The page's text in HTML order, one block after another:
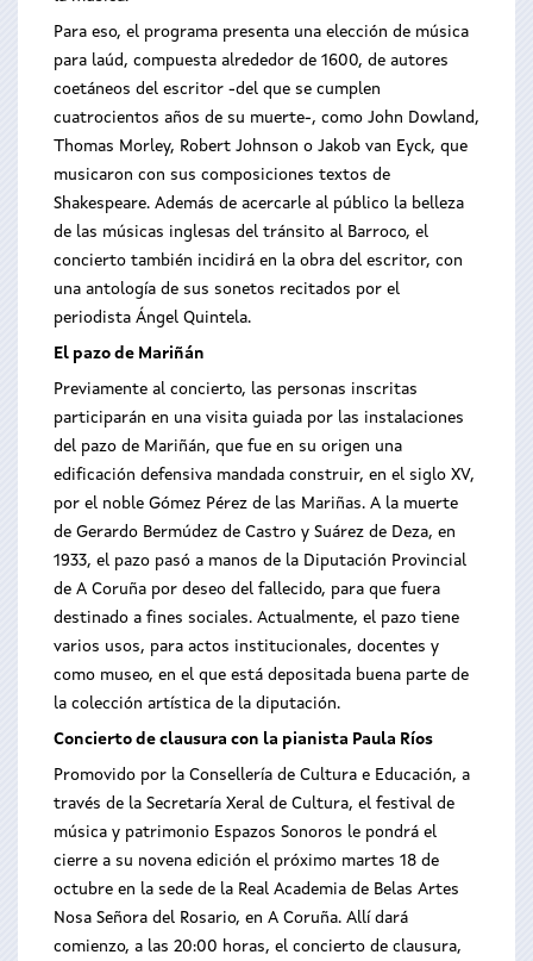
Para eso, el programa presenta una elección de música
para laúd, compuesta alrededor de 1600, de autores
coetáneos del escritor -del que se cumplen
cuatrocientos años de su muerte-, como John Dowland,
Thomas Morley, Robert Johnson o Jakob van Eyck, que
musicaron con sus composiciones textos de
Shakespeare. Además de acercarle al público la belleza
de las músicas inglesas del tránsito al Barroco, el
concierto también incidirá en la obra del escritor, con
una antología de sus sonetos recitados por el
periodista Ángel Quintela.
El pazo de Mariñán
Previamente al concierto, las personas inscritas
participarán en una visita guiada por las instalaciones
del pazo de Mariñán, que fue en su origen una
edificación defensiva mandada construir, en el siglo XV,
por el noble Gómez Pérez de las Mariñas. A la muerte
de Gerardo Bermúdez de Castro y Suárez de Deza, en
1933, el pazo pasó a manos de la Diputación Provincial
de A Coruña por deseo del fallecido, para que fuera
destinado a fines sociales. Actualmente, el pazo tiene
varios usos, para actos institucionales, docentes y
como museo, en el que está depositada buena parte de
la colección artística de la diputación.
Concierto de clausura con la pianista Paula Ríos
Promovido por la Consellería de Cultura e Educación, a
través de la Secretaría Xeral de Cultura, el festival de
música y patrimonio Espazos Sonoros le pondrá el
cierre a su novena edición el próximo martes 18 de
octubre en la sede de la Real Academia de Belas Artes
Nosa Señora del Rosario, en A Coruña. Allí dará
comienzo, a las 20:00 horas, el concierto de clausura,